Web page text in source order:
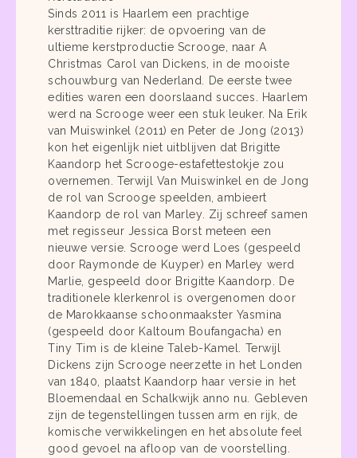
Sinds 2011 is Haarlem een prachtige
kersttraditie rijker: de opvoering van de
ultieme kerstproductie Scrooge, naar A
Christmas Carol van Dickens, in de mooiste
schouwburg van Nederland. De eerste twee
edities waren een doorslaand succes. Haarlem
werd na Scrooge weer een stuk leuker. Na Erik
van Muiswinkel (2011) en Peter de Jong (2013)
kon het eigenlijk niet uitblijven dat Brigitte
Kaandorp het Scrooge-estafettestokje zou
overnemen. Terwijl Van Muiswinkel en de Jong
de rol van Scrooge speelden, ambieert
Kaandorp de rol van Marley. Zij schreef samen
met regisseur Jessica Borst meteen een
nieuwe versie. Scrooge werd Loes (gespeeld
door Raymonde de Kuyper) en Marley werd
Marlie, gespeeld door Brigitte Kaandorp. De
traditionele klerkenrol is overgenomen door
de Marokkaanse schoonmaakster Yasmina
(gespeeld door Kaltoum Boufangacha) en
Tiny Tim is de kleine Taleb-Kamel. Terwijl
Dickens zijn Scrooge neerzette in het Londen
van 1840, plaatst Kaandorp haar versie in het
Bloemendaal en Schalkwijk anno nu. Gebleven
zijn de tegenstellingen tussen arm en rijk, de
komische verwikkelingen en het absolute feel
good gevoel na afloop van de voorstelling.